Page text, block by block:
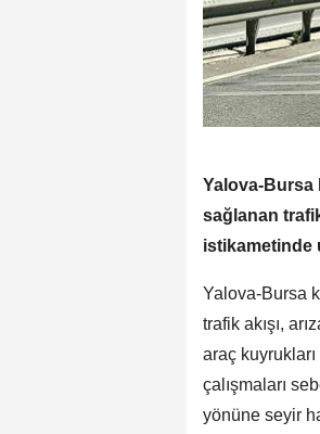
Yalova-Bursa
sağlanan
istikametinde
Yalova-Bursa
trafik akışı,
araç
çalışmaları
yönüne seyir